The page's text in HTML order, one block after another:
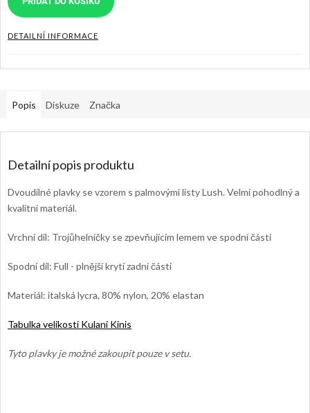
DETAILNÍ INFORMACE
Popis Diskuze Značka
Detailní popis produktu
Dvoudílné plavky se vzorem s palmovými listy Lush. Velmi pohodlný a
kvalitní materiál.
Vrchní díl: Trojůhelníčky se zpevňujícím lemem ve spodní části
Spodní díl: Full - plnější krytí zadní části
Materiál: italská lycra, 80% nylon, 20% elastan
Tabulka velikostí Kulani Kinis
Tyto plavky je možné zakoupit pouze v setu.